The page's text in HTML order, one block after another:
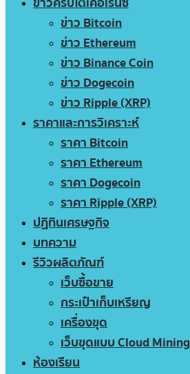
ข่าว Bitcoin
ข่าว Ethereum
ข่าว Binance Coin
ข่าว Dogecoin
ข่าว Ripple (XRP)
ราคาและการวิเคราะห์
ราคา Bitcoin
ราคา Ethereum
ราคา Dogecoin
ราคา Ripple (XRP)
ปฏิทินเศรษฐกิจ
บทความ
รีวิวผลิตภัณฑ์
เว็บซื้อขาย
กระเป๋าเก็บเหรียญ
เครื่องขุด
เว็บขุดแบบ Cloud Mining
ห้องเรียน